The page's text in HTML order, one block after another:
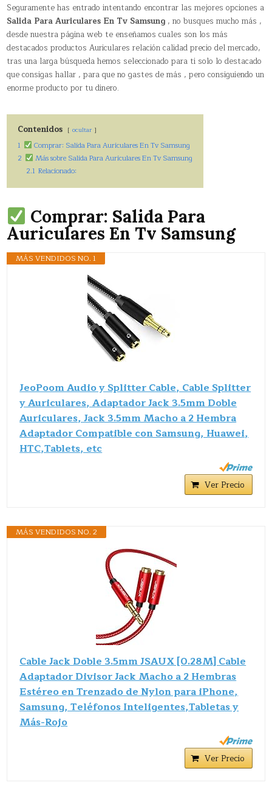
Seguramente has entrado intentando encontrar las mejores opciones a
Salida Para Auriculares En Tv Samsung , no busques mucho más ,
desde nuestra página web te enseñamos cuales son los más
destacados productos Auriculares relación calidad precio del mercado,
tras una larga búsqueda hemos seleccionado para ti solo lo destacado
que consigas hallar , para que no gastes de más , pero consiguiendo un
enorme producto por tu dinero.
Contenidos ocultar
1
Comprar: Salida Para Auriculares En Tv Samsung
2
Más sobre Salida Para Auriculares En Tv Samsung
2.1 Relacionado:
Comprar: Salida Para
Auriculares En Tv Samsung
MÁS VENDIDOS NO. 1
JeoPoom Audio y Splitter Cable, Cable Splitter
y Auriculares, Adaptador Jack 3.5mm Doble
Auriculares, Jack 3.5mm Macho a 2 Hembra
Adaptador Compatible con Samsung, Huawei,
HTC,Tablets, etc
Ver Precio
MÁS VENDIDOS NO. 2
Cable Jack Doble 3.5mm JSAUX [0.28M] Cable
Adaptador Divisor Jack Macho a 2 Hembras
Estéreo en Trenzado de Nylon para iPhone,
Samsung, Teléfonos Inteligentes,Tabletas y
Más-Rojo
Ver Precio